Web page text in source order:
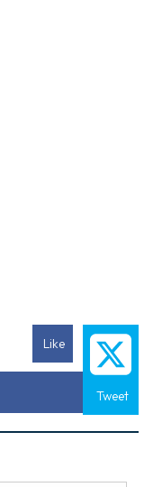
Like
Tweet